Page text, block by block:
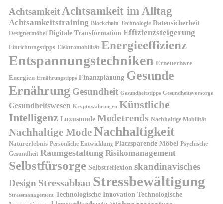
AchtsamkeitAchtsamkeit im Alltag
Achtsamkeitstraining Blockchain-Technologie Datensicherheit
Designermöbel Digitale Transformation Effizienzsteigerung
Einrichtungstipps Elektromobilität Energieeffizienz
Entspannungstechniken Erneuerbare
Energien Ernährungstipps Finanzplanung Gesunde
Ernährung Gesundheit Gesundheitstipps Gesundheitsvorsorge
Gesundheitswesen Kryptowährungen Künstliche
Intelligenz Luxusmode Modetrends Nachhaltige Mobilität
Nachhaltige ModeNachhaltigkeit
Naturerlebnis Persönliche Entwicklung Platzsparende Möbel Psychische
Gesundheit Raumgestaltung Risikomanagement
Selbstfürsorge Selbstreflexion skandinavisches
Design Stressabbau Stressbewältigung
Stressmanagement Technologische Innovation Technologische